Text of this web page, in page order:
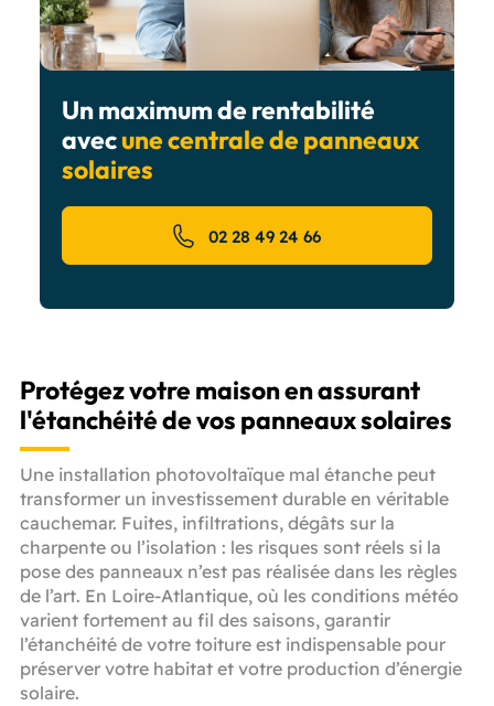
Un maximum de rentabilité
avecune centrale de panneaux
solaires
02 28 49 24 66
Protégez votre maison en assurant
l'étanchéité de vos panneaux solaires
Une installation photovoltaïque mal étanche peut
transformer un investissement durable en véritable
cauchemar. Fuites, infiltrations, dégâts sur la
charpente ou l’isolation : les risques sont réels si la
pose des panneaux n’est pas réalisée dans les règles
de l’art. En Loire-Atlantique, où les conditions météo
varient fortement au fil des saisons, garantir
l’étanchéité de votre toiture est indispensable pour
préserver votre habitat et votre production d’énergie
solaire.